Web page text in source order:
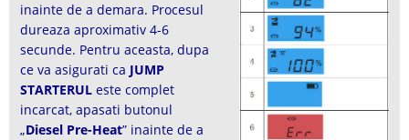
inainte de a demara. Procesul
dureaza aproximativ 4-6
secunde. Pentru aceasta, dupa
ce va asigurati ca JUMP
STARTERUL este complet
incarcat, apasati butonul
„Diesel Pre-Heat” inainte de a